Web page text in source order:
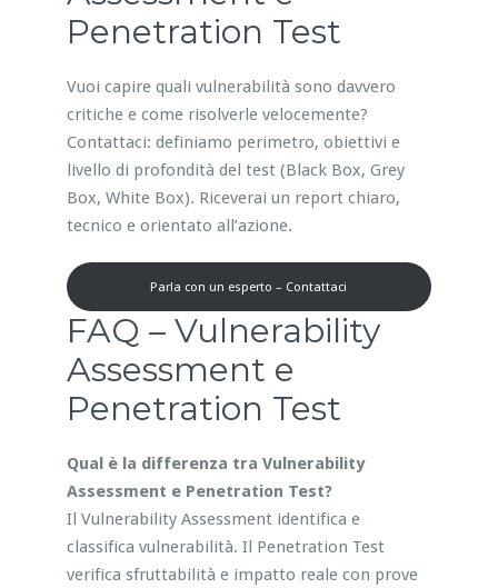
Penetration Test
Vuoi capire quali vulnerabilità sono davvero
critiche e come risolverle velocemente?
Contattaci: definiamo perimetro, obiettivi e
livello di profondità del test (Black Box, Grey
Box, White Box). Riceverai un report chiaro,
tecnico e orientato all’azione.
Parla con un esperto – Contattaci
FAQ – Vulnerability
Assessment e
Penetration Test
Qual è la differenza tra Vulnerability
Assessment e Penetration Test?
Il Vulnerability Assessment identifica e
classifica vulnerabilità. Il Penetration Test
verifica sfruttabilità e impatto reale con prove